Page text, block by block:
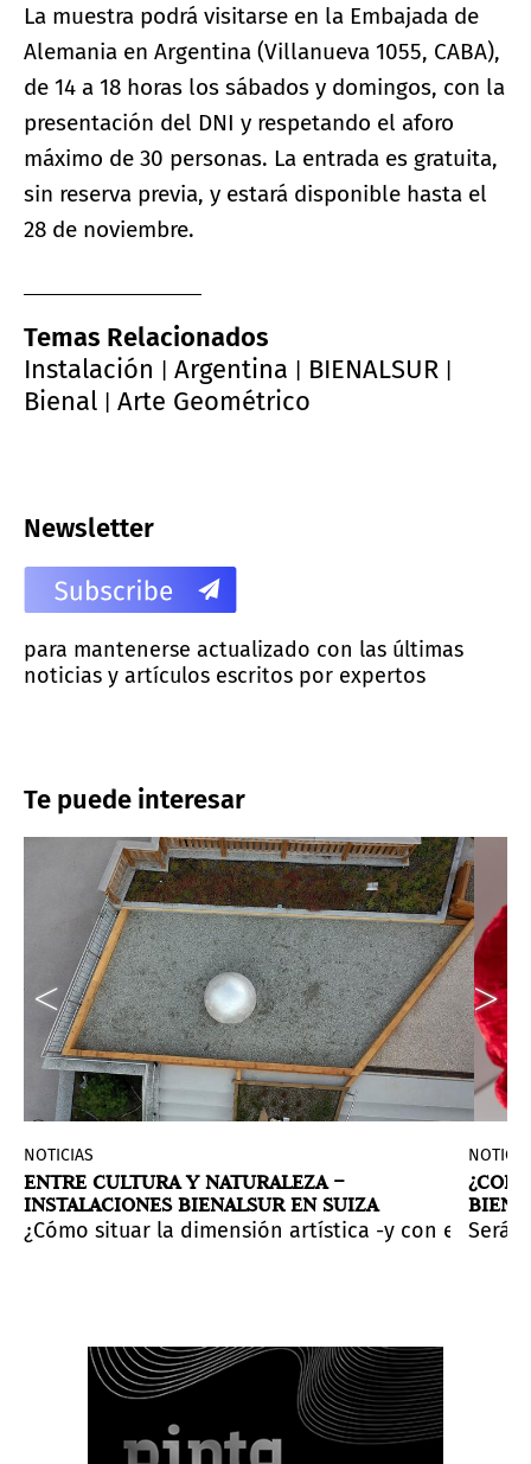
La muestra podrá visitarse en la Embajada de
Alemania en Argentina (Villanueva 1055, CABA),
de 14 a 18 horas los sábados y domingos, con la
presentación del DNI y respetando el aforo
máximo de 30 personas. La entrada es gratuita,
sin reserva previa, y estará disponible hasta el
28 de noviembre.
Temas Relacionados
Instalación
Argentina BIENALSUR
Bienal Arte Geométrico
Newsletter
para mantenerse actualizado con las últimas
noticias y artículos escritos por expertos
Te puede interesar
a quien lo habita?
en el imponente Palacio Pereda. A partir del 8
de Loyola y el eco retumba en las piedras
NOTICIAS
ENTRE CULTURA Y NATURALEZA –
INSTALACIONES BIENALSUR EN SUIZA
¿Cómo situar la dimensión artística -y con ella la
Será